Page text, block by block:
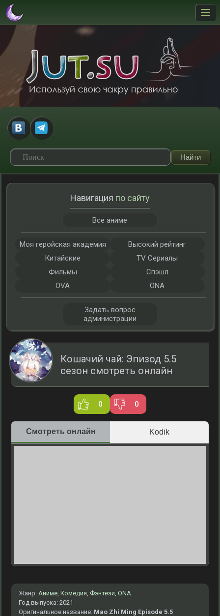
Кошачий чай: Эпизод 5.5
сезон смотреть онлайн
0 0
Смотреть онлайн Kodik
Жанр: Аниме, Комедия, Фэнтези, ONA
Год выпуска: 2021
Оригинальное название: Mao Zhi Ming Episode 5.5
Навигация по сайту
Все аниме
Моя геройская академия
Высокий рейтинг
Китайские
TV Сериалы
Фильмы
Спэшл
OVA
ONA
Задать вопрос
администрации